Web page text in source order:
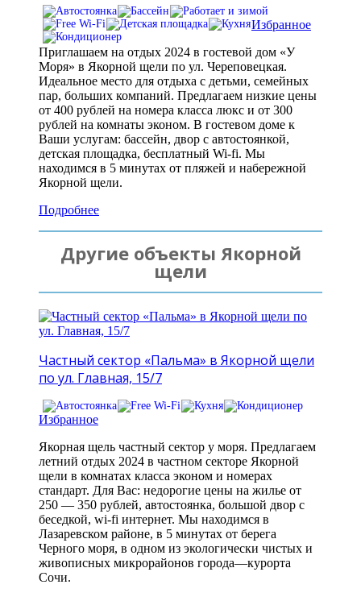
Избранное
Приглашаем на отдых 2024 в гостевой дом «У
Моря» в Якорной щели по ул. Череповецкая.
Идеальное место для отдыха с детьми, семейных
пар, больших компаний. Предлагаем низкие цены
от 400 рублей на номера класса люкс и от 300
рублей на комнаты эконом. В гостевом доме к
Ваши услугам: бассейн, двор с автостоянкой,
детская площадка, бесплатный Wi-fi. Мы
находимся в 5 минутах от пляжей и набережной
Якорной щели.
Подробнее
Другие объекты Якорной
щели
Частный сектор «Пальма» в Якорной щели
по ул. Главная, 15/7
Избранное
Якорная щель частный сектор у моря. Предлагаем
летний отдых 2024 в частном секторе Якорной
щели в комнатах класса эконом и номерах
стандарт. Для Вас: недорогие цены на жилье от
250 — 350 рублей, автостоянка, большой двор с
беседкой, wi-fi интернет. Мы находимся в
Лазаревском районе, в 5 минутах от берега
Черного моря, в одном из экологически чистых и
живописных микрорайонов города—курорта
Сочи.